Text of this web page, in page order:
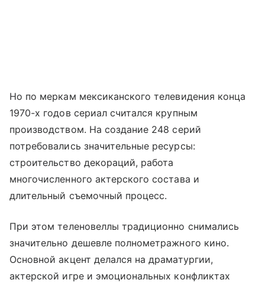
Но по меркам мексиканского телевидения конца
1970-х годов сериал считался крупным
производством. На создание 248 серий
потребовались значительные ресурсы:
строительство декораций, работа
многочисленного актерского состава и
длительный съемочный процесс.
При этом теленовеллы традиционно снимались
значительно дешевле полнометражного кино.
Основной акцент делался на драматургии,
актерской игре и эмоциональных конфликтах